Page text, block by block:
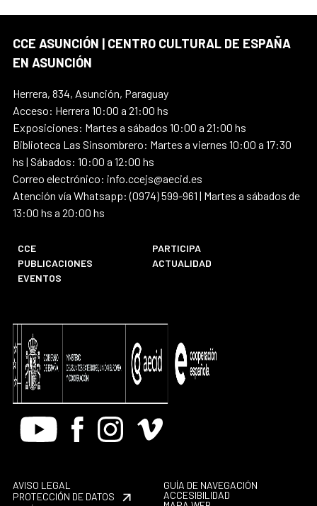
CCE ASUNCIÓN | CENTRO CULTURAL DE ESPAÑA
EN ASUNCIÓN
Herrera, 834, Asunción, Paraguay
Acceso: Herrera 10:00 a 21:00 hs
Exposiciones: Martes a sábados 10:00 a 21:00 hs
Biblioteca Las Sinsombrero: Martes a viernes 10:00 a 17:30
hs | Sábados: 10:00 a 12:00 hs
Correo electrónico: info.ccejs@aecid.es
Atención vía Whatsapp: (0974) 599-961 | Martes a sábados de
13:00 hs a 20:00 hs
CCE
PARTICIPA
PUBLICACIONES
ACTUALIDAD
EVENTOS
Youtube FacebookInstagram
Vimeo
AVISO LEGAL
PROTECCIÓN DE DATOS
GUÍA DE NAVEGACIÓN
ACCESIBILIDAD